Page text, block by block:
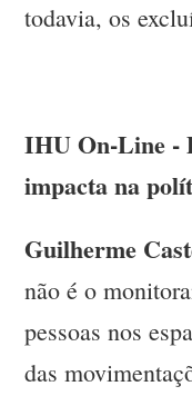
todavia, os
IHU On-Line -
impacta na
Guilherme
não é o
pessoas nos
das